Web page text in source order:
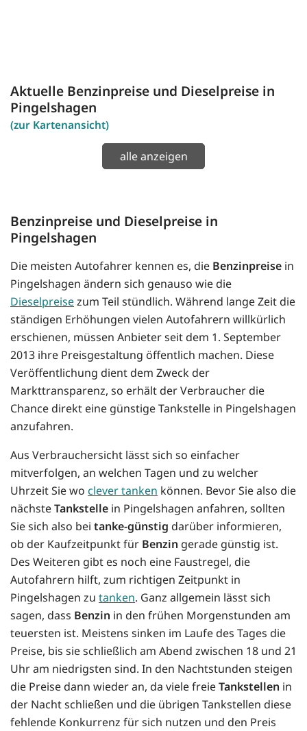
Aktuelle Benzinpreise und Dieselpreise in
Pingelshagen
(zur Kartenansicht)
alle anzeigen
Benzinpreise und Dieselpreise in
Pingelshagen
Die meisten Autofahrer kennen es, die Benzinpreise in
Pingelshagen ändern sich genauso wie die
Dieselpreisezum Teil stündlich. Während lange Zeit die
ständigen Erhöhungen vielen Autofahrern willkürlich
erschienen, müssen Anbieter seit dem 1. September
2013 ihre Preisgestaltung öffentlich machen. Diese
Veröffentlichung dient dem Zweck der
Markttransparenz, so erhält der Verbraucher die
Chance direkt eine günstige Tankstelle in Pingelshagen
anzufahren.
Aus Verbrauchersicht lässt sich so einfacher
mitverfolgen, an welchen Tagen und zu welcher
Uhrzeit Sie wo clever tanken können. Bevor Sie also die
nächsteTankstelle in Pingelshagen anfahren, sollten
Sie sich also bei tanke-günstig darüber informieren,
ob der Kaufzeitpunkt für Benzin gerade günstig ist.
Des Weiteren gibt es noch eine Faustregel, die
Autofahrern hilft, zum richtigen Zeitpunkt in
Pingelshagen zu tanken. Ganz allgemein lässt sich
sagen, dass Benzin in den frühen Morgenstunden am
teuersten ist. Meistens sinken im Laufe des Tages die
Preise, bis sie schließlich am Abend zwischen 18 und 21
Uhr am niedrigsten sind. In den Nachtstunden steigen
die Preise dann wieder an, da viele freieTankstellen in
der Nacht schließen und die übrigen Tankstellen diese
fehlende Konkurrenz für sich nutzen und den Preis